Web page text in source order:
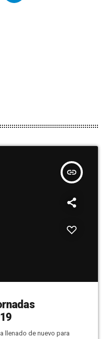
insert_link
llenado de nuevo para